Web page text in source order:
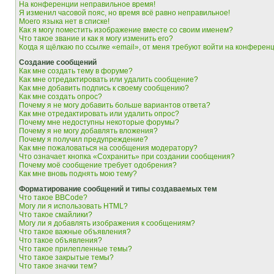
На конференции неправильное время!
Я изменил часовой пояс, но время всё равно неправильное!
Моего языка нет в списке!
Как я могу поместить изображение вместе со своим именем?
Что такое звание и как я могу изменить его?
Когда я щёлкаю по ссылке «email», от меня требуют войти на
Создание сообщений
Как мне создать тему в форуме?
Как мне отредактировать или удалить сообщение?
Как мне добавить подпись к своему сообщению?
Как мне создать опрос?
Почему я не могу добавить больше вариантов ответа?
Как мне отредактировать или удалить опрос?
Почему мне недоступны некоторые форумы?
Почему я не могу добавлять вложения?
Почему я получил предупреждение?
Как мне пожаловаться на сообщения модератору?
Что означает кнопка «Сохранить» при создании сообщения?
Почему моё сообщение требует одобрения?
Как мне вновь поднять мою тему?
Форматирование сообщений и типы создаваемых тем
Что такое BBCode?
Могу ли я использовать HTML?
Что такое смайлики?
Могу ли я добавлять изображения к сообщениям?
Что такое важные объявления?
Что такое объявления?
Что такое прилепленные темы?
Что такое закрытые темы?
Что такое значки тем?